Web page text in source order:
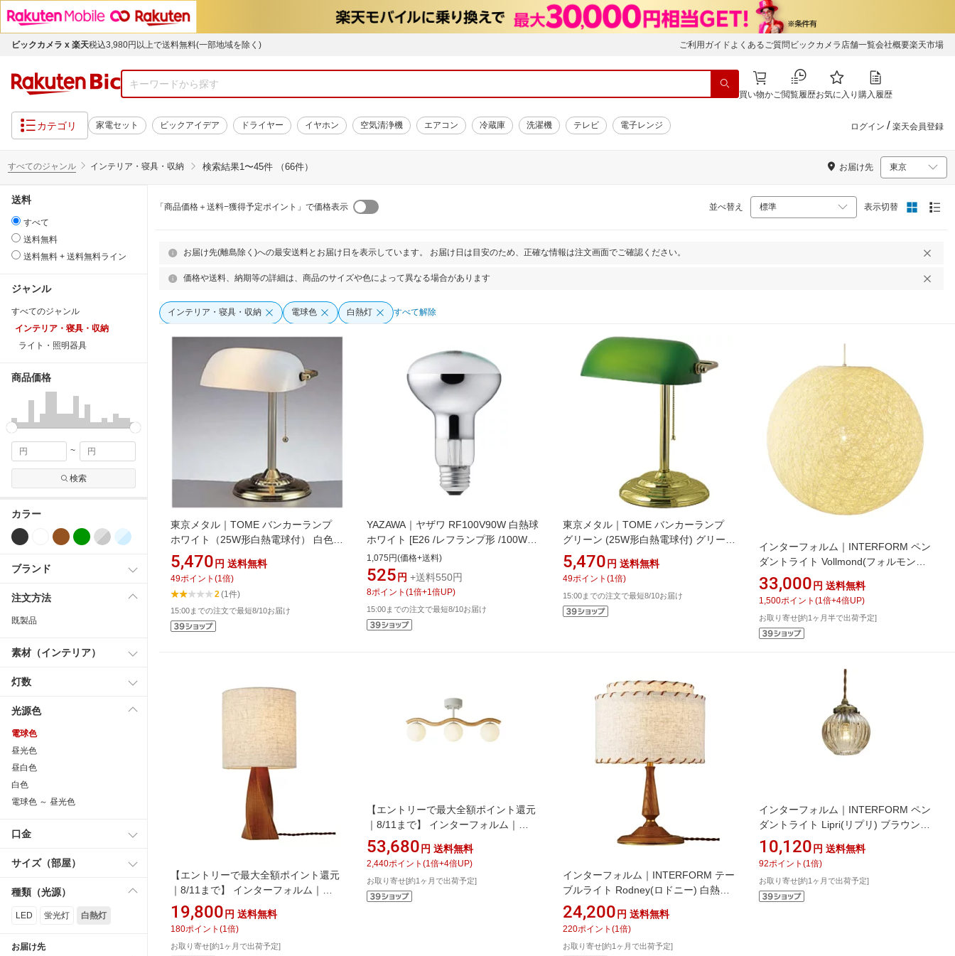
ビックカメラ x 楽天税込3,980円以上で送料無料(一部地域を除く) ご利用ガイド よくあるご質問 ビックカメラ店舗一覧会社概要楽天市場
買い物かご閲覧履歴お気に入り 購入履歴
カテゴリ 家電セット ビックアイデア ドライヤー イヤホン 空気清浄機 エアコン 冷蔵庫 洗濯機 テレビ 電子レンジ ログイン / 楽天会員登録
すべてのジャンル インテリア・寝具・収納 検索結果1〜45件 （66件） お届け先
送料
すべて
送料無料
送料無料 + 送料無料ライン
ジャンル
すべてのジャンル
インテリア・寝具・収納
ライト・照明器具
商品価格
~
検索
カラー
ブランド
注文方法
既製品
素材（インテリア）
灯数
光源色
電球色
昼光色
昼白色
白色
電球色 ～ 昼光色
口金
サイズ（部屋）
種類（光源）
LED 蛍光灯 白熱灯
お届け先
「商品価格＋送料−獲得予定ポイント」で価格表示 並べ替え 表示切替
お届け先(離島除く)への最安送料とお届け日を表示しています。 お届け日は目安のため、正確な情報は注文画面でご確認ください。
価格や送料、納期等の詳細は、商品のサイズや色によって異なる場合があります
インテリア・寝具・収納 電球色 白熱灯 すべて解除
東京メタル｜TOME バンカーランプ
ホワイト（25W形白熱電球付） 白色
TL-118WZ [電球 /電球色]
5,470 円 送料無料
49ポイント (1 倍)
2 (1件)
15:00までの注文で最短8/10お届け
YAZAWA｜ヤザワ RF100V90W 白熱球
ホワイト [E26 /レフランプ形 /100W相
当 /電球色 /1個][RF100V90W]
1,075円(価格+送料)
525 円 +送料550円
8ポイント (1 倍+1 倍UP)
15:00までの注文で最短8/10お届け
東京メタル｜TOME バンカーランプ
グリーン (25W形白熱電球付) グリーン
TL-118GZ [電球 /電球色]
5,470 円 送料無料
49ポイント (1 倍)
15:00までの注文で最短8/10お届け
インターフォルム｜INTERFORM ペン
ダントライト Vollmond(フォルモント)
L 60W相当白熱電球付属 LT-4655 [6畳
/電球色 /E26]
33,000 円 送料無料
1,500ポイント (1 倍+4倍UP)
お取り寄せ[約1ヶ月半で出荷予定]
【エントリーで最大全額ポイント還元
｜8/11まで】 インターフォルム｜
INTERFORM テーブルライト Kati(カ
ティ) 白熱電球(口金E26/40W)付 LT-
4411 [電球 /電球色]
19,800 円 送料無料
180ポイント (1 倍)
お取り寄せ[約1ヶ月で出荷予定]
【エントリーで最大全額ポイント還元
｜8/11まで】 インターフォルム｜
INTERFORM シーリングライト
Houle(ウール) 小型白熱電球
(60W/E17)付 LT-4543 [6畳 /電球色
/E17]
53,680 円 送料無料
2,440ポイント (1倍+4倍UP)
お取り寄せ[約1ヶ月で出荷予定]
インターフォルム｜INTERFORM テー
ブルライト Rodney(ロドニー) 白熱電
球(口金E26/60W)付 LT-4499 [電球 /電
球色]
24,200 円 送料無料
220ポイント (1 倍)
お取り寄せ[約1ヶ月で出荷予定]
インターフォルム｜INTERFORM ペン
ダントライト Lipri(リプリ) ブラウン
60W相当/E17白熱電球付 LT-9551BN
[電球色 /E17]
10,120 円 送料無料
92ポイント (1倍)
お取り寄せ[約1ヶ月で出荷予定]